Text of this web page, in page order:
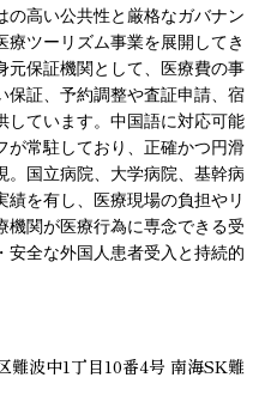
の高い公共性と厳格なガバナン
療ツーリズム事業を展開してき
元保証機関として、医療費の事
保証、予約調整や査証申請、宿
しています。中国語に対応可能
が常駐しており、正確かつ円滑
。国立病院、大学病院、基幹病
績を有し、医療現場の負担やリ
機関が医療行為に専念できる受
安全な外国人患者受入と持続的
難波中1丁目10番4号 南海SK難